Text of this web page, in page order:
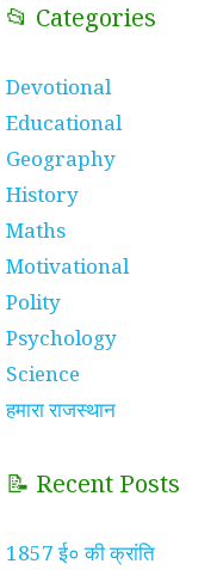
📂 Categories
Devotional
Educational
Geography
History
Maths
Motivational
Polity
Psychology
Science
हमारा राजस्थान
📝 Recent Posts
1857 ई० की क्रांति